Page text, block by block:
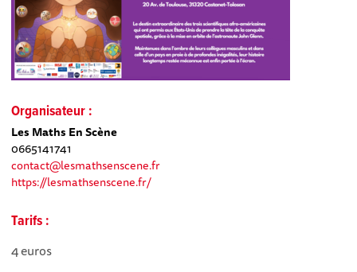
Organisateur :
Les Maths En Scène
0665141741
contact@lesmathsenscene.fr
https://lesmathsenscene.fr/
Tarifs :
4 euros